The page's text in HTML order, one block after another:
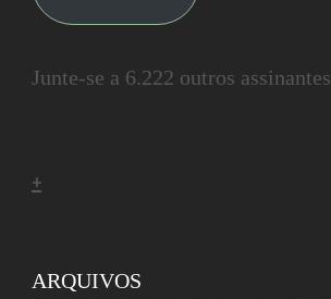
Junte-se a 6.222 outros assinantes
+
ARQUIVOS